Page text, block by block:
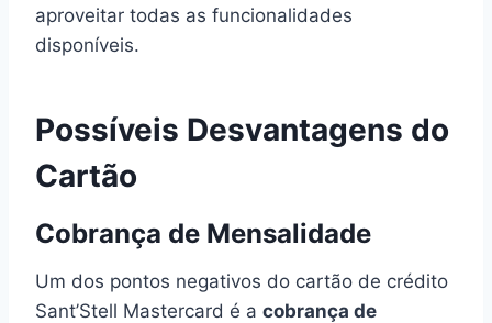
aproveitar todas as funcionalidades
disponíveis.
Possíveis Desvantagens do
Cartão
Cobrança de Mensalidade
Um dos pontos negativos do cartão de crédito
Sant’Stell Mastercard é a cobrança de